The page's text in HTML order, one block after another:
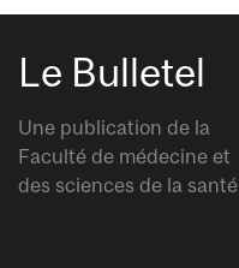
Le Bulletel
Une publication de la
Faculté de médecine et
des sciences de la santé